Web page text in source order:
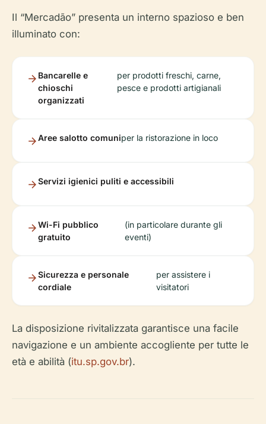
Il “Mercadão” presenta un interno spazioso e ben
illuminato con:
Bancarelle e
chioschi
organizzati
per prodotti freschi, carne,
pesce e prodotti artigianali
Aree salotto comuniper la ristorazione in loco
Servizi igienici puliti e accessibili
Wi-Fi pubblico
gratuito
(in particolare durante gli
eventi)
Sicurezza e personale
cordiale
per assistere i
visitatori
La disposizione rivitalizzata garantisce una facile
navigazione e un ambiente accogliente per tutte le
età e abilità (itu.sp.gov.br).